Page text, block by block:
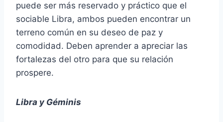
puede ser más reservado y práctico que el
sociable Libra, ambos pueden encontrar un
terreno común en su deseo de paz y
comodidad. Deben aprender a apreciar las
fortalezas del otro para que su relación
prospere.
Libra y Géminis